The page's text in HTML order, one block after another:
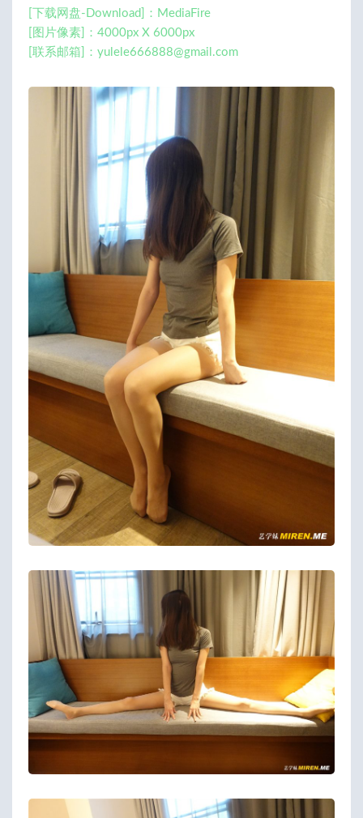
[下载网盘-Download]：MediaFire
[图片像素]：4000px X 6000px
[联系邮箱]： yulele666888@gmail.com